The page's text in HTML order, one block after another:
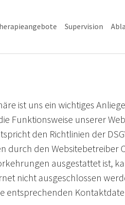
Supervision
ist uns ein wichtiges
Funktionsweise unserer
den Richtlinien der
durch den Websitebetreiber
ausgestattet ist,
nicht ausgeschlossen
entsprechenden